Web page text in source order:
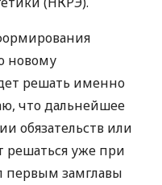
новому
решать именно
что дальнейшее
обязательств или
решаться уже при
первым замглавы